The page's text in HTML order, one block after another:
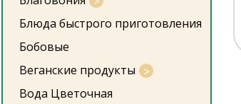
Блюда быстрого приготовления
Бобовые
Веганские продукты
Вода Цветочная